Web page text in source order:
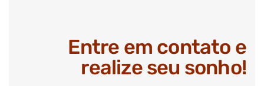
Entre em contato e
realize seu sonho!